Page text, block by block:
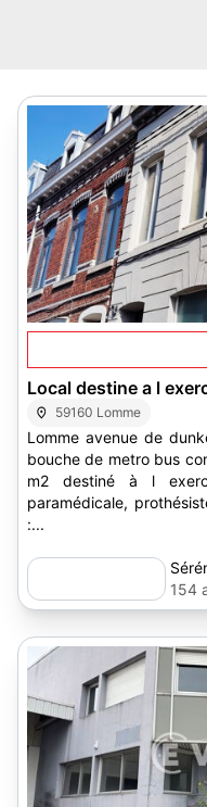
Local destine a l
59160 Lomme
Lomme avenue de
bouche de metro bus commerces ............... petit local de 13
m2 destiné à l exercice de la profession médicale,
paramédicale, prothésistes
:...
154